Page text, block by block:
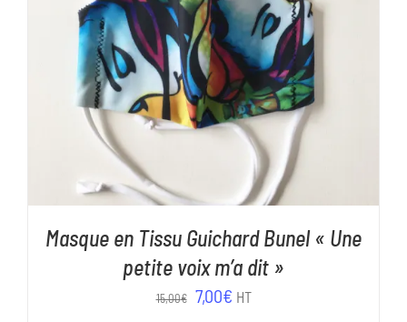
AJOUTER AU PANIER / DÉTAILS
Masque en Tissu Guichard Bunel « Une
petite voix m’a dit »
15,00€ Le
7,00€Le
HT